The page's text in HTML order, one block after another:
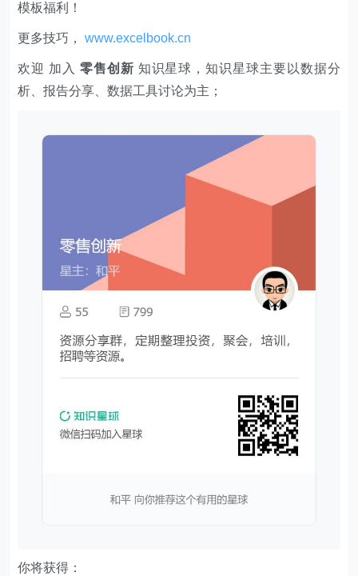
模板福利​​​​！
更多技巧，www.excelbook.cn
欢迎 加入 零售创新 知识星球，知识星球主要以数据分
析、报告分享、数据工具讨论为主；
你将获得：